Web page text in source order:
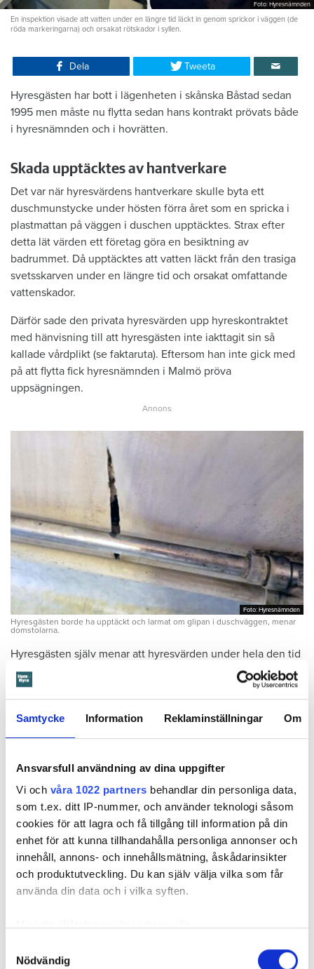
Samtycke Information Reklaminställningar Om
Ansvarsfull användning av dina uppgifter
Vi och våra 1022 partners behandlar din personliga data,
som t.ex. ditt IP-nummer, och använder teknologi såsom
cookies för att lagra och få tillgång till information på din
enhet för att kunna tillhandahålla personliga annonser och
innehåll, annons- och innehållsmätning, åskådarinsikter
och produktutveckling. Du kan själv välja vilka som får
använda din data och i vilka syften.
som kan ha en noggrannhet på upp till flera meter
Nödvändig
Foto: Hyresnämnden
En inspektion visade att vatten under en längre tid läckt in genom sprickor i väggen (de
röda markeringarna) och orsakat rötskador i syllen.
Dela Tweeta
Hyresgästen har bott i lägenheten i skånska Båstad sedan
1995 men måste nu flytta sedan hans kontrakt prövats både
i hyresnämnden och i hovrätten.
Skada upptäcktes av hantverkare
Det var när hyresvärdens hantverkare skulle byta ett
duschmunstycke under hösten förra året som en spricka i
plastmattan på väggen i duschen upptäcktes. Strax efter
detta lät värden ett företag göra en besiktning av
badrummet. Då upptäcktes att vatten läckt från den trasiga
svetsskarven under en längre tid och orsakat omfattande
vattenskador.
Därför sade den privata hyresvärden upp hyreskontraktet
med hänvisning till att hyresgästen inte iakttagit sin så
kallade vårdplikt (se faktaruta). Eftersom han inte gick med
på att flytta fick hyresnämnden i Malmö pröva
uppsägningen.
Foto: Hyresnämnden
Foto: Hyresnämnden
Hyresgästen borde ha upptäckt och larmat om glipan i duschväggen, menar
domstolarna.
Hyresgästen själv menar att hyresvärden under hela den tid
han bott där varken gjort några inspektioner eller något
underhåll av badrummet, och att det är anledningen till att
sprickan har kunnat uppstå. Sprickan var heller inte så lätt
att upptäcka, menar han.
Tyckte inte renovering var nödvändig
Värden har en annan uppfattning, och påpekar att företaget
redan 2024 vände sig till hyresgästen med ett erbjudande
om att renovera hela lägenheten. Men då svarade
hyresgästen att både kök och badrum var i funktionellt
skick, och att det inte fanns behov av någon renovering.
Hade hyresgästen redan då varnat om sprickan hade
skadorna inte blivit lika omfattande och dyra att åtgärda,
Hyresnämndengick på värdens linje och beslutade att
Hyresgästen borde med tanke på att sprickan var så stor